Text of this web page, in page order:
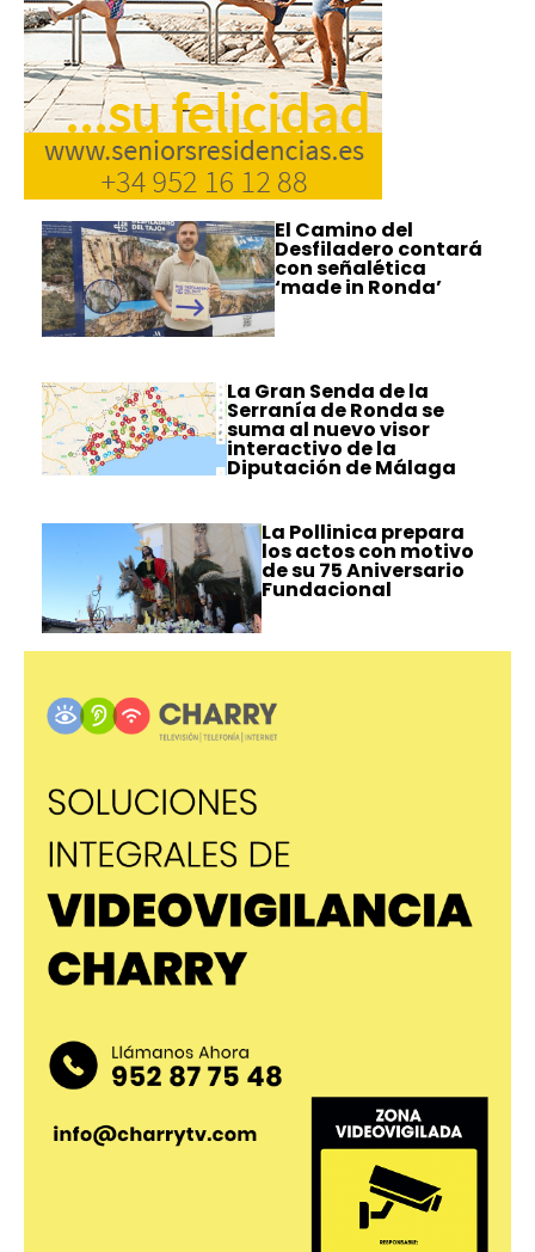
El Camino del
Desfiladero contará
con señalética
‘made in Ronda’
La Gran Senda de la
Serranía de Ronda se
suma al nuevo visor
interactivo de la
Diputación de Málaga
La Pollinica prepara
los actos con motivo
de su 75 Aniversario
Fundacional